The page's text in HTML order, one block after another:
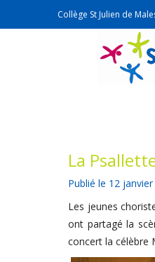
Collège St Julien de
La
Publié le 12
Les jeunes
ont partagé la
concert la célèbre